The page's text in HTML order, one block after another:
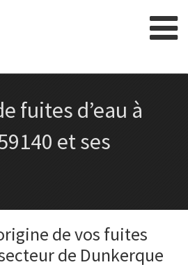
fuites d’eau à
et ses
de vos fuites
de Dunkerque